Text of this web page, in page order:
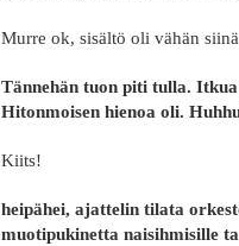
Murre ok, sisältö oli vähän
Tännehän tuon piti tulla.
Hitonmoisen hienoa oli.
Kiits!
heipähei, ajattelin tilata
muotipukinetta naisihmisille